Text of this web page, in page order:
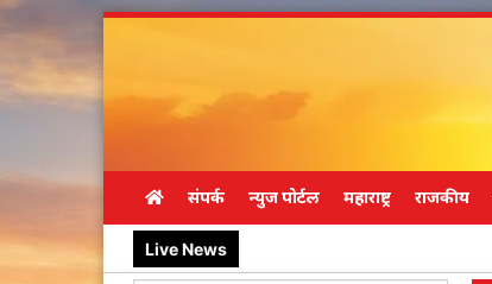
संपर्क न्युज पोर्टल महाराष्ट्र राजकीय
Live News